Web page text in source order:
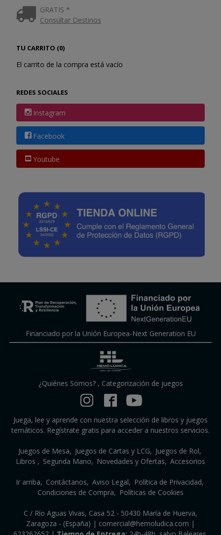
GRATIS *
Consultar Destinos
TU CARRITO (0)
El carrito de la compra está vacío
REDES SOCIALES
Instagram
Facebook
Youtube
Financiado por la Unión Europea-Next Generation EU
¿Quiénes Somos?, Categorización de juegos
Juega, lee y aprende con nuestra selección de libros y juegos
temáticos. Regístrate gratis para acceder a nuestros servicios.
Juegos de Mesa Juegos de Cartas y LCG
Juegos de Rol
Libros
Segunda Mano Novedades y Ofertas Accesorios
Ir arriba Contáctanos Aviso Legal
Política de Privacidad
Condiciones de Compra
Políticas de Cookies
C / Río Aguas Vivas, Casa 52 - 50430 María de Huerva,
Zaragoza - (España) | comercial@hemoludica.com |